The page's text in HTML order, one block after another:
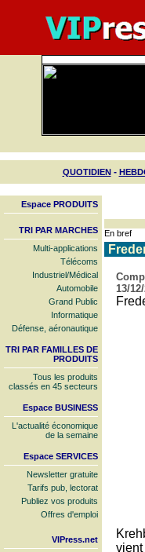
QUOTIDIEN-
Espace PRODUITS
TRI PAR MARCHES
Multi-applications
Télécoms
Industriel/Médical
Automobile
Grand Public
Informatique
Défense, aéronautique
TRI PAR FAMILLES DE
PRODUITS
Tous les produits
classés en 45 secteurs
Espace BUSINESS
L'actualité économique
de la semaine
Espace SERVICES
Newsletter gratuite
Tarifs pub, lectorat
Publiez vos produits
Offres d'emploi
VIPress.net
En bref
13/
vient